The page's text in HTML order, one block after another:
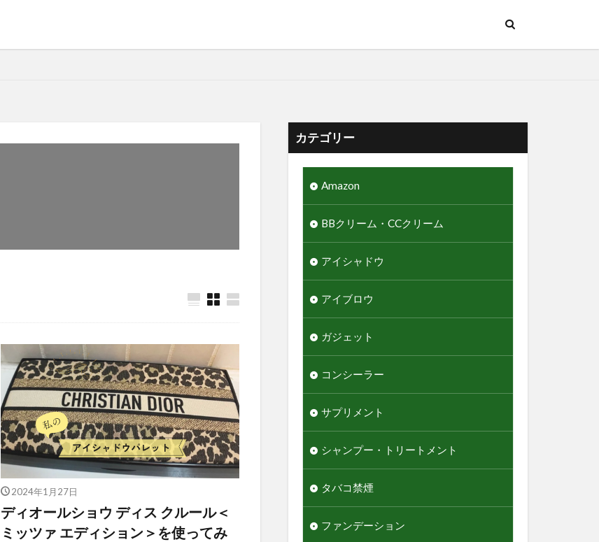
2024年1月27日
ディオールショウ ディス クルール＜
ミッツァ エディション＞を使ってみ
カテゴリー
Amazon
BBクリーム・CCクリーム
アイシャドウ
アイブロウ
ガジェット
コンシーラー
サプリメント
シャンプー・トリートメント
タバコ禁煙
ファンデーション